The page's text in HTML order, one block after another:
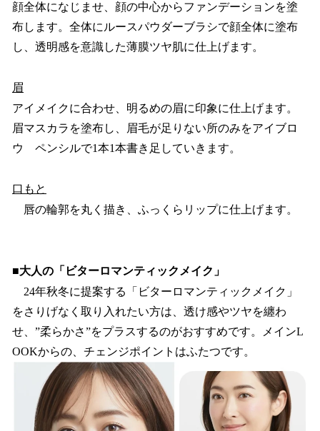
顔全体になじませ、顔の中心からファンデーションを塗
布します。全体にルースパウダーブラシで顔全体に塗布
し、透明感を意識した薄膜ツヤ肌に仕上げます。
眉
アイメイクに合わせ、明るめの眉に印象に仕上げます。
眉マスカラを塗布し、眉毛が足りない所のみをアイブロ
ウ ペンシルで1本1本書き足していきます。
口もと
唇の輪郭を丸く描き、ふっくらリップに仕上げます。
■大人の「ビターロマンティックメイク」
24年秋冬に提案する「ビターロマンティックメイク」
をさりげなく取り入れたい方は、透け感やツヤを纏わ
せ、”柔らかさ”をプラスするのがおすすめです。メインL
OOKからの、チェンジポイントはふたつです。